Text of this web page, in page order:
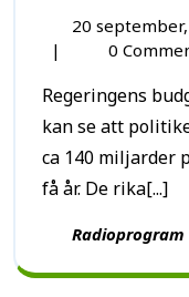
20
|
0
Regeringens budget för 2025 har landat och vi
kan se att
ca 140 miljarder
få år. De rika[...]
Radioprogram